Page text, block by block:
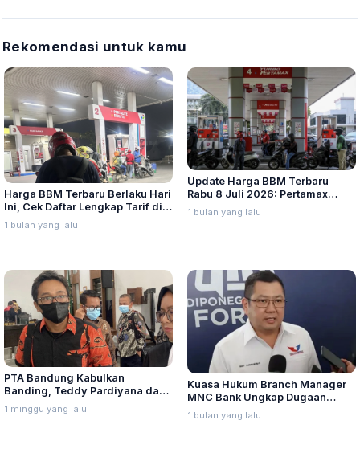
Rekomendasi untuk kamu
Harga BBM Terbaru Berlaku Hari
Ini, Cek Daftar Lengkap Tarif di
Seluruh Indonesia
1 bulan yang lalu
Update Harga BBM Terbaru
Rabu 8 Juli 2026: Pertamax
Turbo, Dexlite, dan Pertamina
Dex Turun
1 bulan yang lalu
PTA Bandung Kabulkan
Banding, Teddy Pardiyana dan
Bintang Ditetapkan Ahli Waris
Lina Jubaedah
1 minggu yang lalu
Kuasa Hukum Branch Manager
MNC Bank Ungkap Dugaan
Penganiayaan oleh Hary Tanoe
di MNC Towe
1 bulan yang lalu